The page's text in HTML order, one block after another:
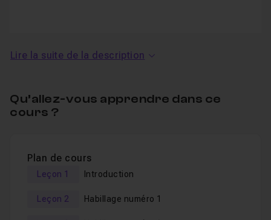
Autoriser
Lire la suite de la description
Qu’allez-vous apprendre dans ce
cours ?
Plan de cours
Leçon 1 Introduction
Leçon 2 Habillage numéro 1